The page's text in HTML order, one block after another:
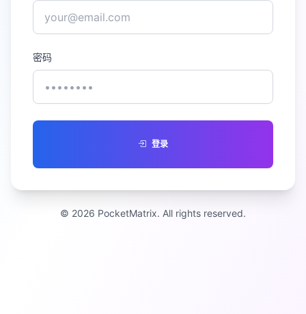
密码
登录
© 2026 PocketMatrix. All rights reserved.